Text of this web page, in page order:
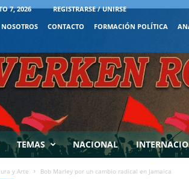
7, 2026
REGISTRARSE / UNIRSE
NOSOTROS CONTACTO FORMACIÓN POLÍTICA
TEMAS NACIONAL
y Arte Bob Marley por un cambio radical en Jamaica